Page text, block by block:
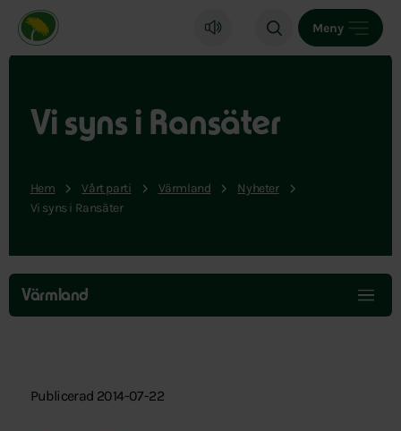
Miljöpartiet de gröna, startsida
Meny
Vi syns i Ransäter
Hem Vårt parti Värmland
Nyheter
Vi syns i Ransäter
Hoppa
över
menyn
Värmland
Publicerad 2014-07-22